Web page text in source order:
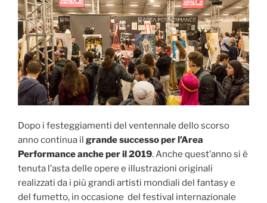
Dopo i festeggiamenti del ventennale dello scorso
anno continua il grande successo per l’Area
Performance anche per il 2019. Anche quest’anno si è
tenuta l’asta delle opere e illustrazioni originali
realizzati da i più grandi artisti mondiali del fantasy e
del fumetto, in occasione del festival internazionale